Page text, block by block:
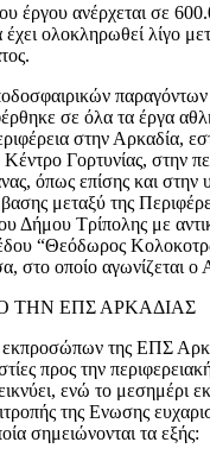
έργου ανέρχεται σε
έχει ολοκληρωθεί λίγο
παραγόντων
σε όλα τα έργα
στην Αρκαδία,
Γορτυνίας, στην
όπως επίσης και στην
μεταξύ της
Δήμου Τρίπολης με
“Θεόδωρος
στο οποίο αγωνίζεται ο
ΤΗΝ ΕΠΣ ΑΡΚΑΔΙΑΣ
της ΕΠΣ
προς την
ενώ το μεσημέρι
της Ενωσης
σημειώνονται τα εξής: